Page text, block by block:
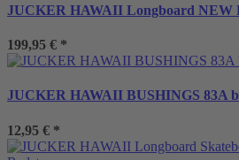
JUCKER HAWAII Longboard NEW
199,95 € *
JUCKER HAWAII BUSHINGS 83A
12,95 € *